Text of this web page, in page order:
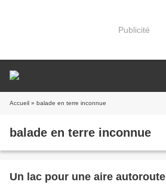
Publicité
Accueil » balade en terre inconnue
balade en terre inconnue
Un lac pour une aire autoroute